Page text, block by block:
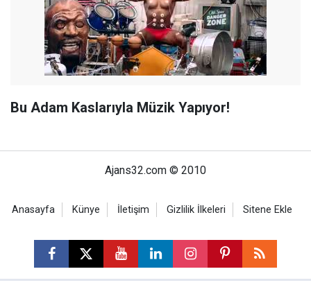
Bu Adam Kaslarıyla Müzik Yapıyor!
Ajans32.com © 2010
Anasayfa Künye İletişim Gizlilik İlkeleri Sitene Ekle